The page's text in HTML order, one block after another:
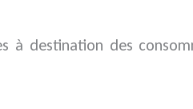
à destination des